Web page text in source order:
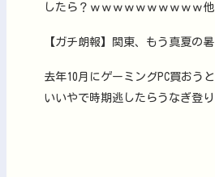
したら？ｗｗｗｗｗｗｗｗｗｗ他
【ガチ朗報】関東、もう真夏の
去年10月にゲーミングPC買おう
いいやで時期逃したらうなぎ登